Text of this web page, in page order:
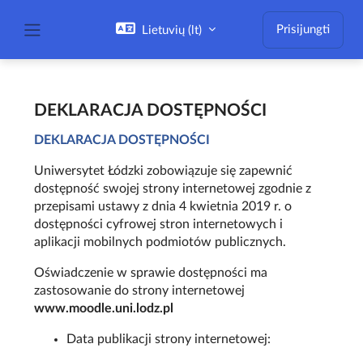
Lietuvių ‎(lt)‎ Prisijungti
DEKLARACJA DOSTĘPNOŚCI
DEKLARACJA DOSTĘPNOŚCI
Uniwersytet Łódzki zobowiązuje się zapewnić
dostępność swojej strony internetowej zgodnie z
przepisami ustawy z dnia 4 kwietnia 2019 r. o
dostępności cyfrowej stron internetowych i
aplikacji mobilnych podmiotów publicznych.
Oświadczenie w sprawie dostępności ma
zastosowanie do strony internetowej
www.moodle.uni.lodz.pl
Data publikacji strony internetowej: